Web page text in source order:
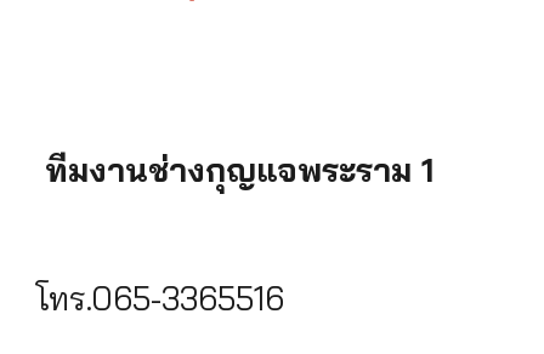
ทีมงานช่างกุญแจพระราม 1
โทร.065-3365516